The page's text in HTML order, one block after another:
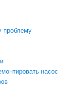
проблему
насос